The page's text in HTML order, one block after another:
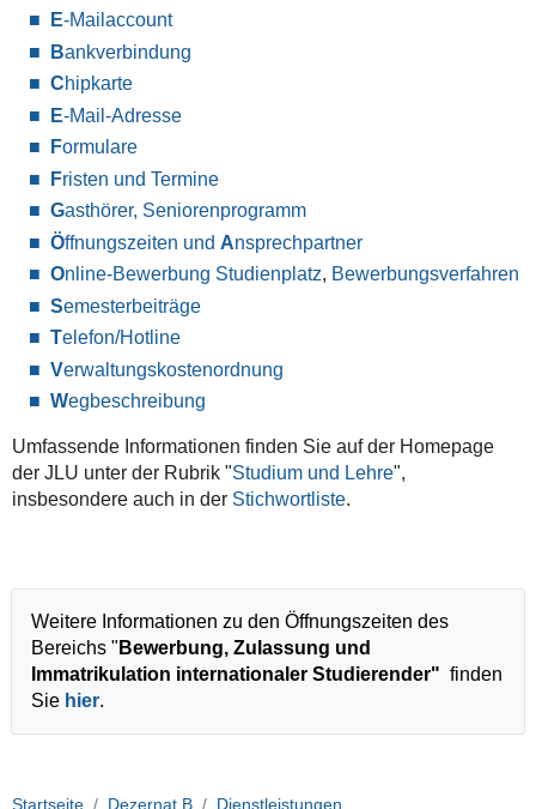
E-Mailaccount
Bankverbindung
Chipkarte
E-Mail-Adresse
Formulare
Fristen und Termine
Gasthörer, Seniorenprogramm
Öffnungszeiten und Ansprechpartner
Online-Bewerbung Studienplatz, Bewerbungsverfahren
Semesterbeiträge
Telefon/Hotline
Verwaltungskostenordnung
Wegbeschreibung
Umfassende Informationen finden Sie auf der Homepage
der JLU unter der Rubrik "Studium und Lehre",
insbesondere auch in der Stichwortliste.
Weitere Informationen zu den Öffnungszeiten des
Bereichs " Bewerbung, Zulassung und
Immatrikulation internationaler Studierender" finden
Sie hier.
Startseite Dezernat B Dienstleistungen